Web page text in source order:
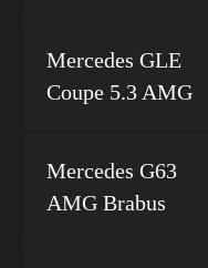
Mercedes GLE
Coupe 5.3 AMG
Mercedes G63
AMG Brabus